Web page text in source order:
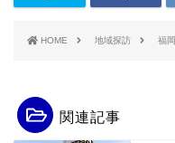
HOME 地域探訪 福岡
関連記事